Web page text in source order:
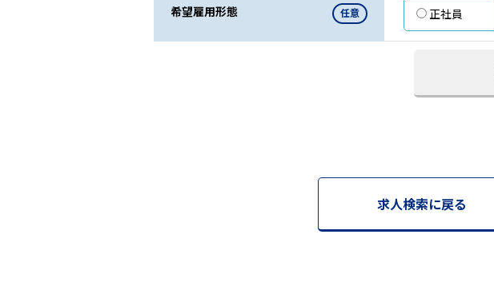
希望雇用形態 任意 正社員
求人検索に戻る